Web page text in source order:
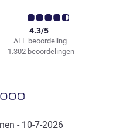
ALL beoordeling
4.3/5
1.302 beoordelingen
2.0/5
- 10-7-2026